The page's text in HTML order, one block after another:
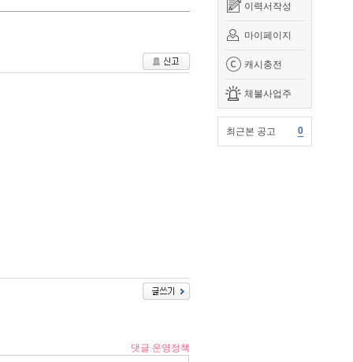
이력서작성
마이페이지
캐시충전
체불사업주
최근본 공고 0